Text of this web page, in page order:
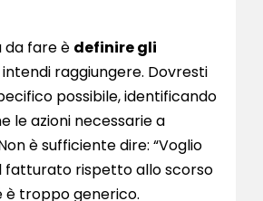
da fare è definire gli
raggiungere. Dovresti
possibile, identificando
le azioni necessarie a
è sufficiente dire: “Voglio
fatturato rispetto allo scorso
è troppo generico.